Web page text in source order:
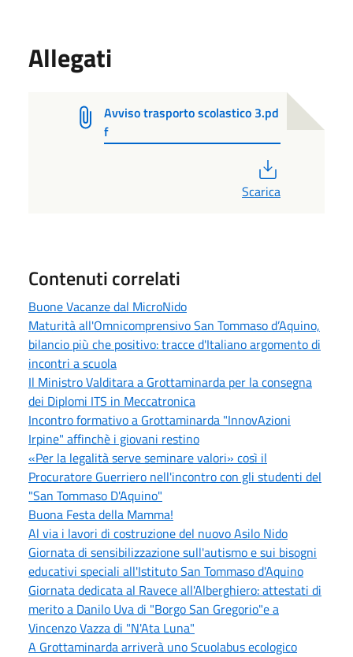
Allegati
Avviso trasporto scolastico 3.pd
f
Scarica
Contenuti correlati
Buone Vacanze dal MicroNido
Maturità all'Omnicomprensivo San Tommaso d’Aquino,
bilancio più che positivo: tracce d'Italiano argomento di
incontri a scuola
Il Ministro Valditara a Grottaminarda per la consegna
dei Diplomi ITS in Meccatronica
Incontro formativo a Grottaminarda "InnovAzioni
Irpine" affinchè i giovani restino
«Per la legalità serve seminare valori» così il
Procuratore Guerriero nell'incontro con gli studenti del
"San Tommaso D'Aquino"
Buona Festa della Mamma!
Al via i lavori di costruzione del nuovo Asilo Nido
Giornata di sensibilizzazione sull'autismo e sui bisogni
educativi speciali all'Istituto San Tommaso d'Aquino
Giornata dedicata al Ravece all'Alberghiero: attestati di
merito a Danilo Uva di "Borgo San Gregorio"e a
Vincenzo Vazza di "N'Ata Luna"
A Grottaminarda arriverà uno Scuolabus ecologico